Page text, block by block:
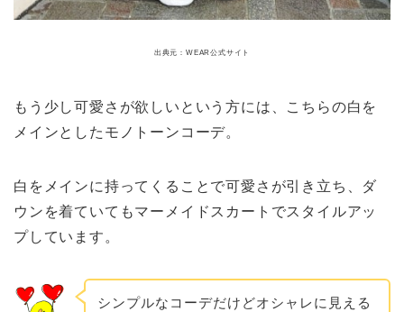
出典元：WEAR公式サイト
もう少し可愛さが欲しいという方には、こちらの白を
メインとしたモノトーンコーデ。
白をメインに持ってくることで可愛さが引き立ち、ダ
ウンを着ていてもマーメイドスカートでスタイルアッ
プしています。
シンプルなコーデだけどオシャレに見える